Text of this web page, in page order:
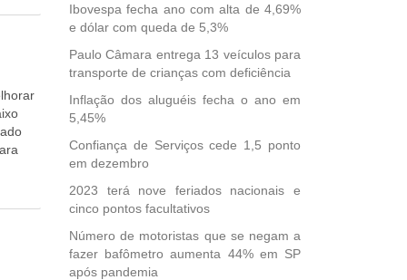
Ibovespa fecha ano com alta de 4,69%
e dólar com queda de 5,3%
Paulo Câmara entrega 13 veículos para
transporte de crianças com deficiência
Inflação dos aluguéis fecha o ano em
5,45%
Confiança de Serviços cede 1,5 ponto
em dezembro
2023 terá nove feriados nacionais e
cinco pontos facultativos
Número de motoristas que se negam a
fazer bafômetro aumenta 44% em SP
após pandemia